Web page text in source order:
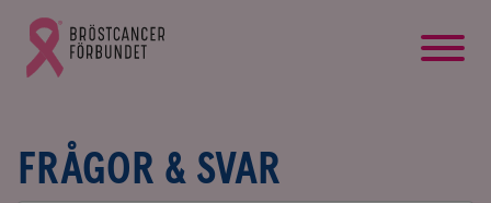
Gå
till
Bröstcancerförbundets
FRÅGOR & SVAR